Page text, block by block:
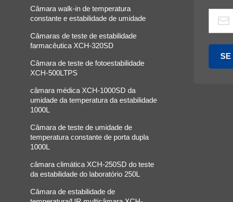
Câmara walk-in de temperatura
constante e estabilidade de umidade
Câmaras de teste de estabilidade
farmacêutica XCH-320SD
Câmara de teste de fotoestabilidade
XCH-500LTPS
câmara médica XCH-1000SD da
umidade da temperatura da estabilidade
1000L
Câmara de teste de umidade de
temperatura constante de porta dupla
1000L
câmara climática XCH-250SD do teste
da estabilidade do laboratório 250L
Câmara de estabilidade de